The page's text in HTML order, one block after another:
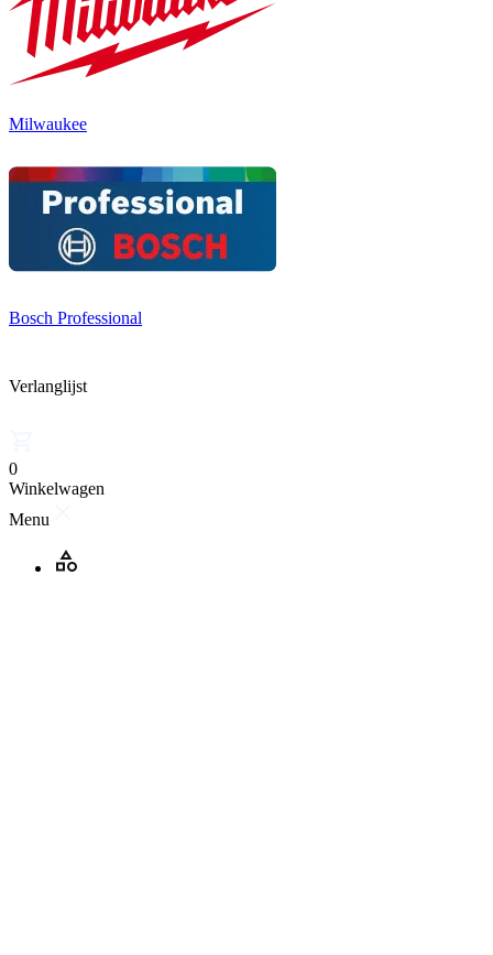
Milwaukee
Bosch Professional
Verlanglijst
0
Winkelwagen
Menu